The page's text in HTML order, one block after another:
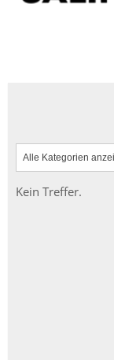
Kein Treffer.